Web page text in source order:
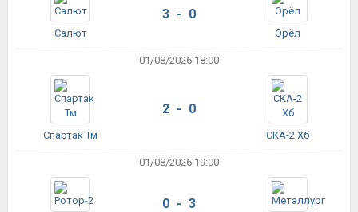
Салют
3 - 0
Орёл
01/08/2026 18:00
Спартак Тм
2 - 0
СКА-2 Хб
01/08/2026 19:00
0 - 3